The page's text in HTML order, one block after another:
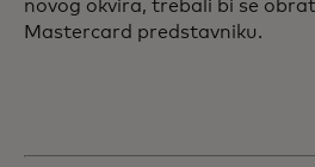
novog okvira, trebali bi se
Mastercard predstavniku.